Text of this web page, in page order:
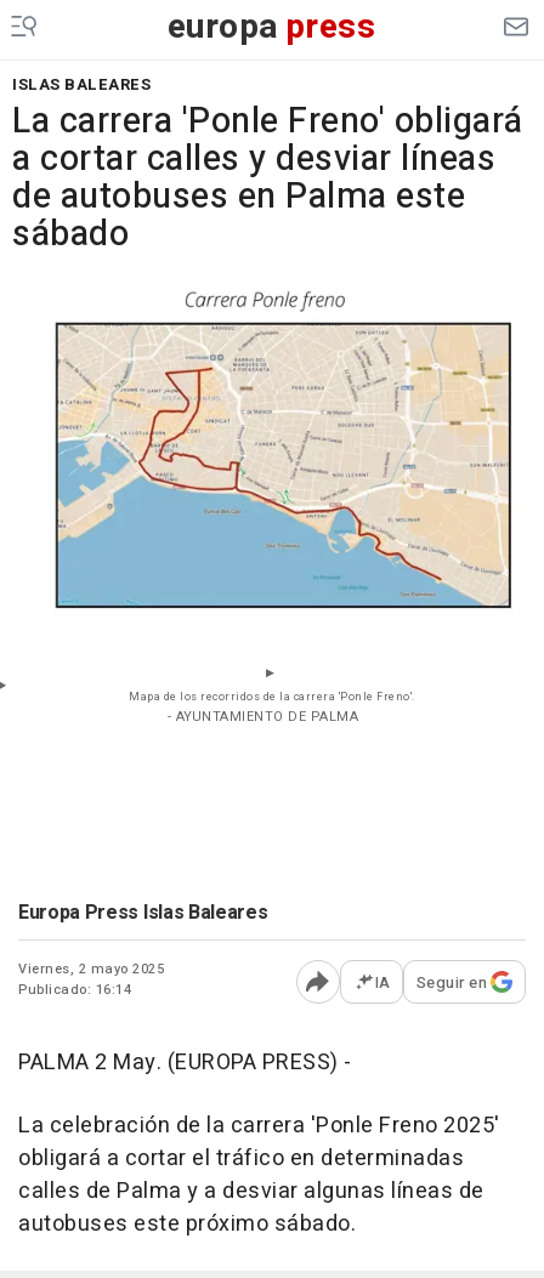
europa press
ISLAS BALEARES
La carrera 'Ponle Freno' obligará
a cortar calles y desviar líneas
de autobuses en Palma este
sábado
Mapa de los recorridos de la carrera 'Ponle Freno'.
- AYUNTAMIENTO DE PALMA
Europa Press Islas Baleares
Viernes, 2 mayo 2025
Publicado: 16:14
Abrir opciones para
IA Seguir en
PALMA 2 May. (EUROPA PRESS) -
La celebración de la carrera 'Ponle Freno 2025'
obligará a cortar el tráfico en determinadas
calles de Palma y a desviar algunas líneas de
autobuses este próximo sábado.